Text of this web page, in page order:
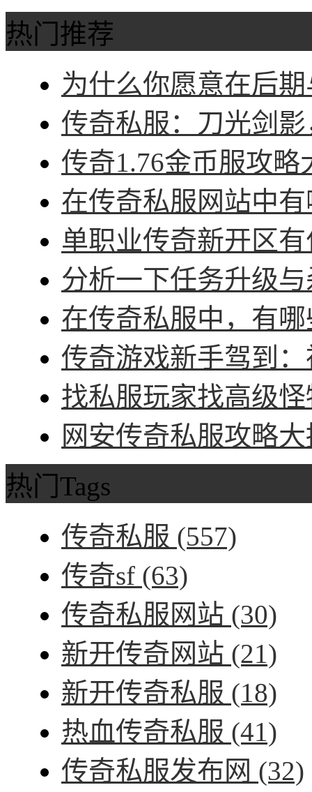
热门推荐
为什么你愿意在后
传奇私服：刀光剑
传奇1.76金币服攻
在传奇私服网站中
单职业传奇新开区
分析一下任务升级
在传奇私服中，有
传奇游戏新手驾到
找私服玩家找高级
网安传奇私服攻略
热门Tags
传奇私服 (557)
传奇sf (63)
传奇私服网站 (30)
新开传奇网站 (21)
新开传奇私服 (18)
热血传奇私服 (41)
传奇私服发布网 (32)